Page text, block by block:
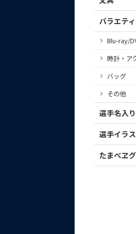
バラエテ
Blu-ray/
時計・ア
バッグ
その他
選手名入
選手イラ
たまべヱ